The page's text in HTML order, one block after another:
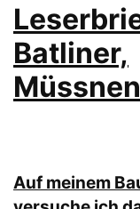
Batliner,
Auf meinem